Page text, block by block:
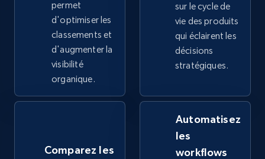
web using keywords
URL, Product id, Title, Product description,
Rating, Reviews count, Images, Variations, and
Home Depot US
permet
d'optimiser les
classements et
d'augmenter la
visibilité
organique.
sur le cycle de
vie des produits
qui éclairent les
décisions
stratégiques.
Comparez les
Automatisez
les
workflows